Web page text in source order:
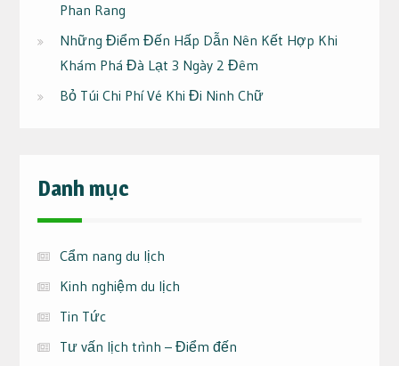
Phan Rang
Những Điểm Đến Hấp Dẫn Nên Kết Hợp Khi
Khám Phá Đà Lạt 3 Ngày 2 Đêm
Bỏ Túi Chi Phí Vé Khi Đi Ninh Chữ
Danh mục
Cẩm nang du lịch
Kinh nghiệm du lịch
Tin Tức
Tư vấn lịch trình – Điểm đến